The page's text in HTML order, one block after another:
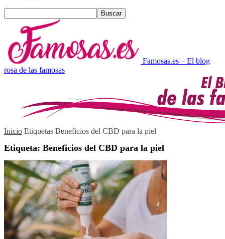
Famosas.es – El blog
rosa de las famosas
Inicio Etiquetas Beneficios del CBD para la piel
Etiqueta: Beneficios del CBD para la piel